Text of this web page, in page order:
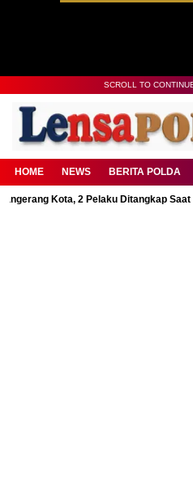
SCROLL TO
HOME NEWS BERITA POLDA
Kota, 2 Pelaku Ditangkap Saat Beraksi